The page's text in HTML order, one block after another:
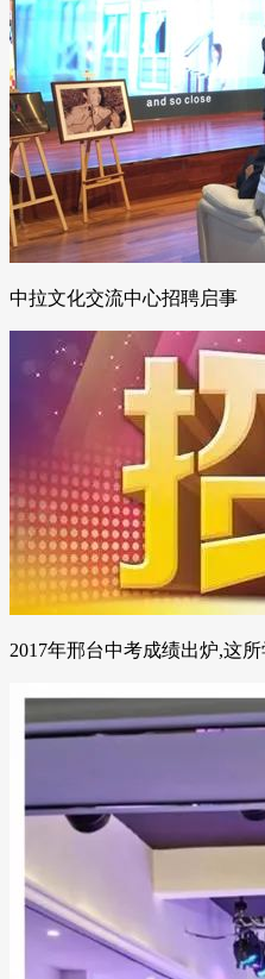
中拉文化交流中心招聘启事
2017年邢台中考成绩出炉,这